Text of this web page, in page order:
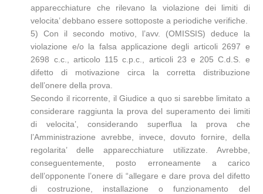
apparecchiature che rilevano la violazione dei limiti di
velocita’ debbano essere sottoposte a periodiche verifiche.
5) Con il secondo motivo, l’avv. (OMISSIS) deduce la
violazione e/o la falsa applicazione degli articoli 2697 e
2698 c.c., articolo 115 c.p.c., articoli 23 e 205 C.d.S. e
difetto di motivazione circa la corretta distribuzione
dell’onere della prova.
Secondo il ricorrente, il Giudice a quo si sarebbe limitato a
considerare raggiunta la prova del superamento dei limiti
di velocita’, considerando superflua la prova che
l’Amministrazione avrebbe, invece, dovuto fornire, della
regolarita’ delle apparecchiature utilizzate. Avrebbe,
conseguentemente, posto erroneamente a carico
dell’opponente l’onere di “allegare e dare prova del difetto
di costruzione, installazione o funzionamento del